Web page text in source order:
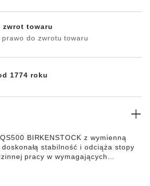
zwrot towaru
do zwrotu towaru
1774 roku
BIRKENSTOCK z wymienną
doskonałą stabilność i odciąża stopy
pracy w wymagających
nowoczesne sneakersy ze